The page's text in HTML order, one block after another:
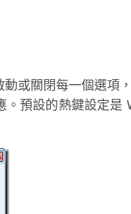
或關閉每一個選項
預設的熱鍵設定是